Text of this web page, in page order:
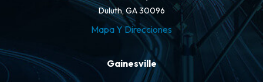
Duluth, GA 30096
Mapa Y Direcciones
Gainesville